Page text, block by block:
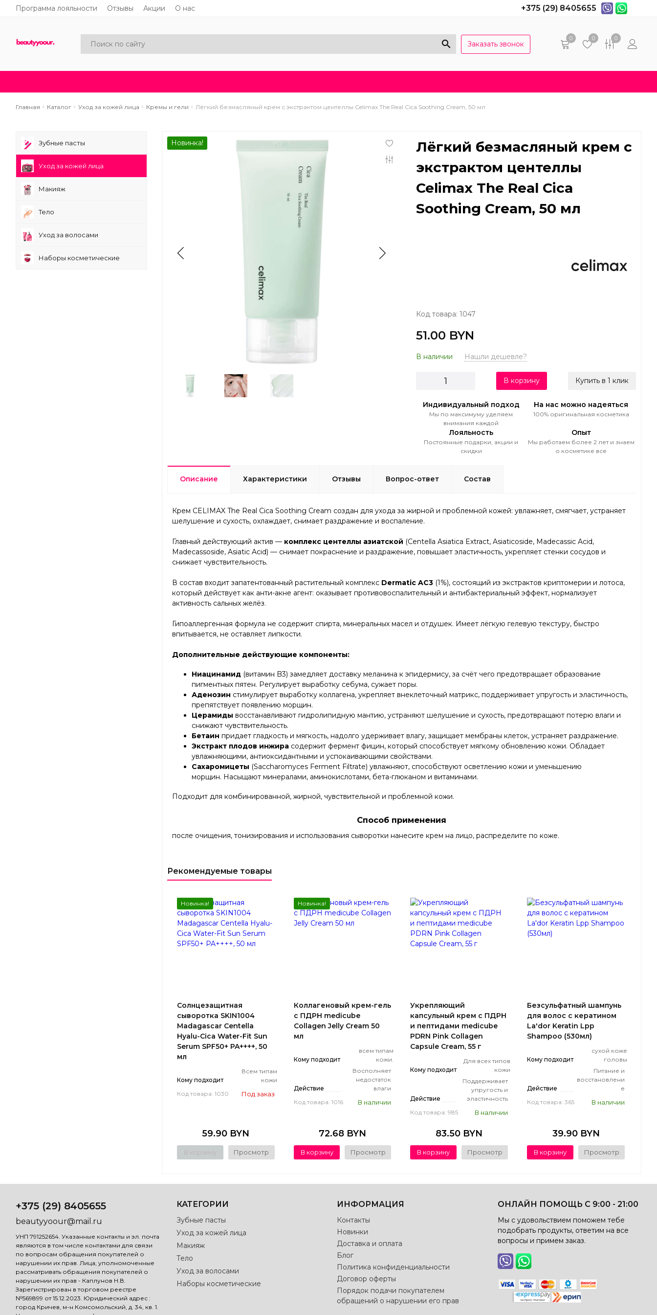
Программа лояльности Отзывы Акции О нас +375 (29) 8405655
Заказать звонок
0 0 0
Главная Каталог Уход за кожей лица Кремы и гели Лёгкий безмасляный крем с экстрактом центеллы Celimax The Real Cica Soothing Cream, 50 мл
Зубные пасты
Уход за кожей лица
Макияж
Тело
Уход за волосами
Наборы косметические
Новинка!
Лёгкий безмасляный крем с
экстрактом центеллы
Celimax The Real Cica
Soothing Cream, 50 мл
Код товара: 1047
51.00 BYN
В наличии Нашли дешевле?
В корзину Купить в 1 клик
Индивидуальный подход
Мы по максимуму уделяем
внимания каждой
На нас можно надеяться
100% оригинальная косметика
Лояльность
Постоянные подарки, акции и
скидки
Опыт
Мы работаем более 2 лет и знаем
о косметике все
Описание Характеристики Отзывы Вопрос-ответ Состав
Крем CELIMAX The Real Cica Soothing Cream создан для ухода за жирной и проблемной кожей: увлажняет, смягчает, устраняет
шелушение и сухость, охлаждает, снимает раздражение и воспаление.
Главный действующий актив — комплекс центеллы азиатской (Centella Asiatica Extract, Asiaticoside, Madecassic Acid,
Madecassoside, Asiatic Acid) — снимает покраснение и раздражение, повышает эластичность, укрепляет стенки сосудов и
снижает чувствительность.
В состав входит запатентованный растительный комплекс Dermatic AC3(1%), состоящий из экстрактов криптомерии и лотоса,
который действует как анти-акне агент: оказывает противовоспалительный и антибактериальный эффект, нормализует
активность сальных желёз.
Гипоаллергенная формула не содержит спирта, минеральных масел и отдушек. Имеет лёгкую гелевую текстуру, быстро
впитывается, не оставляет липкости.
Дополнительные действующие компоненты:
Ниацинамид (витамин B3) замедляет доставку меланина к эпидермису, за счёт чего предотвращает образование
пигментных пятен. Регулирует выработку себума, сужает поры.
Аденозин стимулирует выработку коллагена, укрепляет внеклеточный матрикс, поддерживает упругость и эластичность,
препятствует появлению морщин.
Церамиды восстанавливают гидролипидную мантию, устраняют шелушение и сухость, предотвращают потерю влаги и
снижают чувствительность.
Бетаин придает гладкость и мягкость, надолго удерживает влагу, защищает мембраны клеток, устраняет раздражение.
Экстракт плодов инжирасодержит фермент фицин, который способствует мягкому обновлению кожи. Обладает
увлажняющими, антиоксидантными и успокаивающими свойствами.
Сахаромицеты (Saccharomyces Ferment Filtrate) увлажняют, способствуют осветлению кожи и уменьшению
морщин. Насыщают минералами, аминокислотами, бета-глюканом и витаминами.
Подходит для комбинированной, жирной, чувствительной и проблемной кожи.
Способ применения
после очищения, тонизирования и использования сыворотки нанесите крем на лицо, распределите по коже.
Рекомендуемые товары
Новинка!
Солнцезащитная
сыворотка SKIN1004
Madagascar Centella
Hyalu-Cica Water-Fit Sun
Serum SPF50+ PA++++, 50
мл
Кому подходит
Всем типам
кожи
Код товара: 1030
Под заказ
59.90 BYN
В корзину Просмотр
Новинка!
Коллагеновый крем-гель
с ПДРН medicube
Collagen Jelly Cream 50
мл
Кому подходит
всем типам
кожи.
Действие
Восполняет
недостаток
влаги
Код товара: 1016
В наличии
72.68 BYN
В корзину Просмотр
Укрепляющий
капсульный крем с ПДРН
и пептидами medicube
PDRN Pink Collagen
Capsule Cream, 55 г
Кому подходит
Для всех типов
кожи
Действие
Поддерживает
упругость и
эластичность
Код товара: 985
В наличии
83.50 BYN
В корзину Просмотр
Безсульфатный шампунь
для волос с кератином
La'dor Keratin Lpp
Shampoo (530мл)
Кому подходит
сухой коже
головы
Действие
Питание и
восстановлени
е
Код товара: 365
В наличии
39.90 BYN
В корзину Просмотр
+375 (29) 8405655
beautyyoour@mail.ru
УНП 791252654. Указанные контакты и эл. почта
являются в том числе контактами для связи
по вопросам обращения покупателей о
нарушении их прав. Лица, уполномоченные
рассматривать обращения покупателей о
нарушении их прав - Каплунов Н.В.
Зарегистрирован в торговом реестре
№569899 от 15.12.2023. Юридический адрес :
город Кричев, м-н Комсомольский, д. 34, кв. 1.
КАТЕГОРИИ
Зубные пасты
Уход за кожей лица
Макияж
Тело
Уход за волосами
Наборы косметические
ИНФОРМАЦИЯ
Контакты
Новинки
Доставка и оплата
Блог
Политика конфиденциальности
Договор оферты
Порядок подачи покупателем
обращений о нарушении его прав
ОНЛАЙН ПОМОЩЬ С 9:00 - 21:00
Мы с удовольствием поможем тебе
подобрать продукты, ответим на все
вопросы и примем заказ.